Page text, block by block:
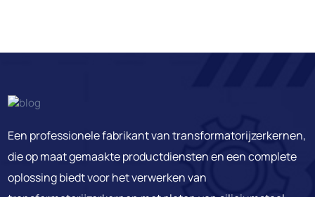
Een professionele fabrikant van transformatorijzerkernen,
die op maat gemaakte productdiensten en een complete
oplossing biedt voor het verwerken van